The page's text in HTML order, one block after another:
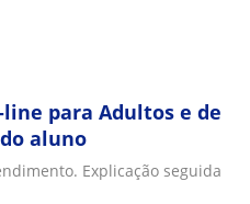
para Adultos e de
aluno
Explicação seguida